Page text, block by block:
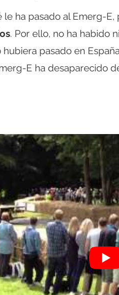
le ha pasado al Emerg-
. Por ello, no ha habido
pasado en
E ha desaparecido